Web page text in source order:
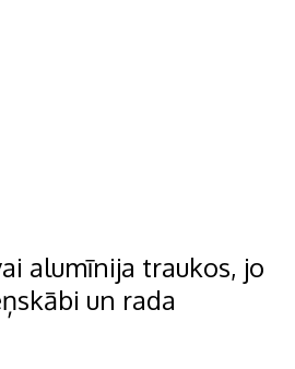
alumīnija traukos, jo
un rada